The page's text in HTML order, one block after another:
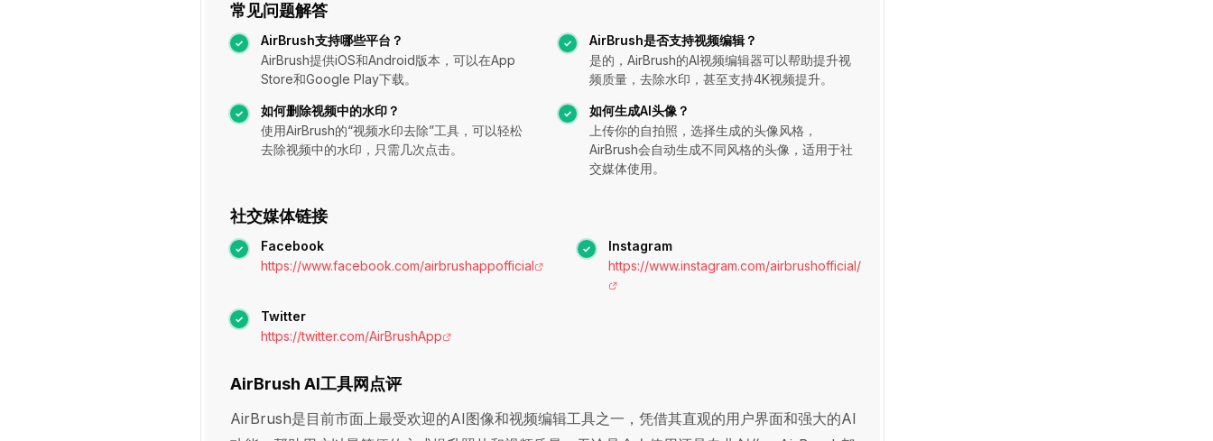
常见问题解答
AirBrush支持哪些平台？
AirBrush提供iOS和Android版本，可以在App
Store和Google Play下载。
AirBrush是否支持视频编辑？
是的，AirBrush的AI视频编辑器可以帮助提升视
频质量，去除水印，甚至支持4K视频提升。
如何删除视频中的水印？
使用AirBrush的“视频水印去除”工具，可以轻松
去除视频中的水印，只需几次点击。
如何生成AI头像？
上传你的自拍照，选择生成的头像风格，
AirBrush会自动生成不同风格的头像，适用于社
交媒体使用。
社交媒体链接
Facebook
https://www.facebook.com/airbrushappofficial
Instagram
https://www.instagram.com/airbrushofficial/
Twitter
https://twitter.com/AirBrushApp
AirBrush AI工具网点评
AirBrush是目前市面上最受欢迎的AI图像和视频编辑工具之一，凭借其直观的用户界面和强大的AI